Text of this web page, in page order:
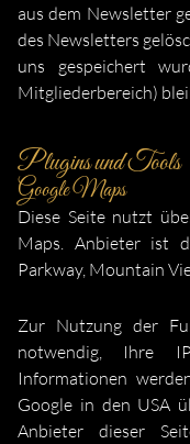
aus dem Newsletter
des Newsletters
uns gespeichert
Mitgliederbereich)
Plugins und Tools
Google Maps
Diese Seite nutzt
Maps. Anbieter ist
Parkway, Mountain
Zur Nutzung der
notwendig, Ihre
Informationen
Google in den USA
Anbieter dieser